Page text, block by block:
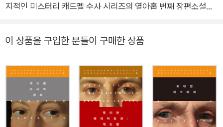
지적인 미스터리 캐드펠 수사 시리즈의 열아홉 번째 장편소설인
살인, 그리고 성물(聖物)을 향한 인간의 욕망과 신념의 충돌을
야 하는가’라는 질문을 통해 욕망으로 오염된 신앙에서부터 연대
의 가능성까지, 인간 사회의 복잡한 관계와 윤리가 유려한 문체로
다뤄진다. 수도원 사제들 간의 미묘한 긴장, 귀족과 하인의 권력
관계, 여가수 달니와 젊은 수도사의 섬세한 감정선 등 얽히고설킨
이야기들이 정교하게 설계되어 있다. 캐드펠 수사는 추리보다는
이 상품을 구입한 분들이 구매한 상품